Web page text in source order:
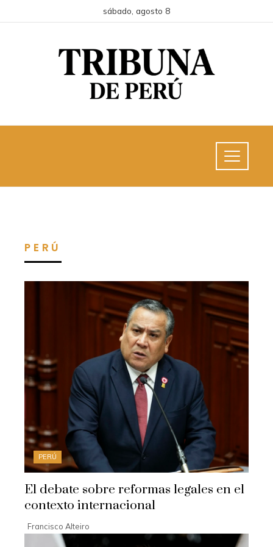
sábado, agosto 8
PERÚ
PERÚ
El debate sobre reformas legales en el
contexto internacional
Francisco Alteiro